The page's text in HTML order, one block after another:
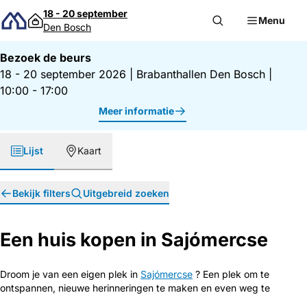
Direct naar inhoud
18 - 20 september
Den Bosch
Menu
Bezoek de beurs
18 - 20 september 2026
Brabanthallen Den Bosch
10:00 - 17:00
Meer informatie
Lijst Kaart
Bekijk filters Uitgebreid zoeken
Een huis kopen in Sajómercse
Droom je van een eigen plek in Sajómercse ? Een plek om te
ontspannen, nieuwe herinneringen te maken en even weg te